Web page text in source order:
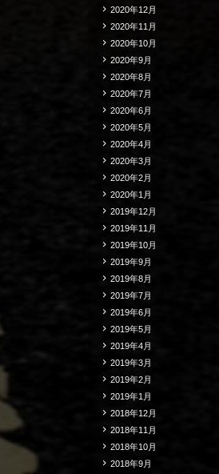
2020年12月
2020年11月
2020年10月
2020年9月
2020年8月
2020年7月
2020年6月
2020年5月
2020年4月
2020年3月
2020年2月
2020年1月
2019年12月
2019年11月
2019年10月
2019年9月
2019年8月
2019年7月
2019年6月
2019年5月
2019年4月
2019年3月
2019年2月
2019年1月
2018年12月
2018年11月
2018年10月
2018年9月